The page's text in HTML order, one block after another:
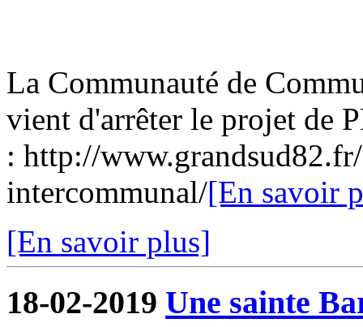
La Communauté de
vient d'arrêter le projet de
: http://
intercommunal/[En savoir
[En savoir plus]
18-02-2019 Une sainte